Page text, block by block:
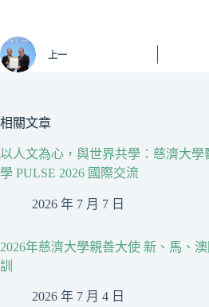
上一
相關文章
以人文為心，與世界共學：慈濟大學
學 PULSE 2026 國際交流
2026 年 7 月 7 日
2026年慈濟大學親善大使 新、馬、
訓
2026 年 7 月 4 日